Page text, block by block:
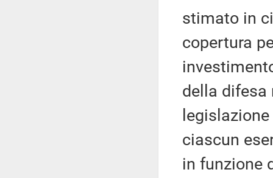
stimato in
copertura
della difesa
ciascun
in funzione